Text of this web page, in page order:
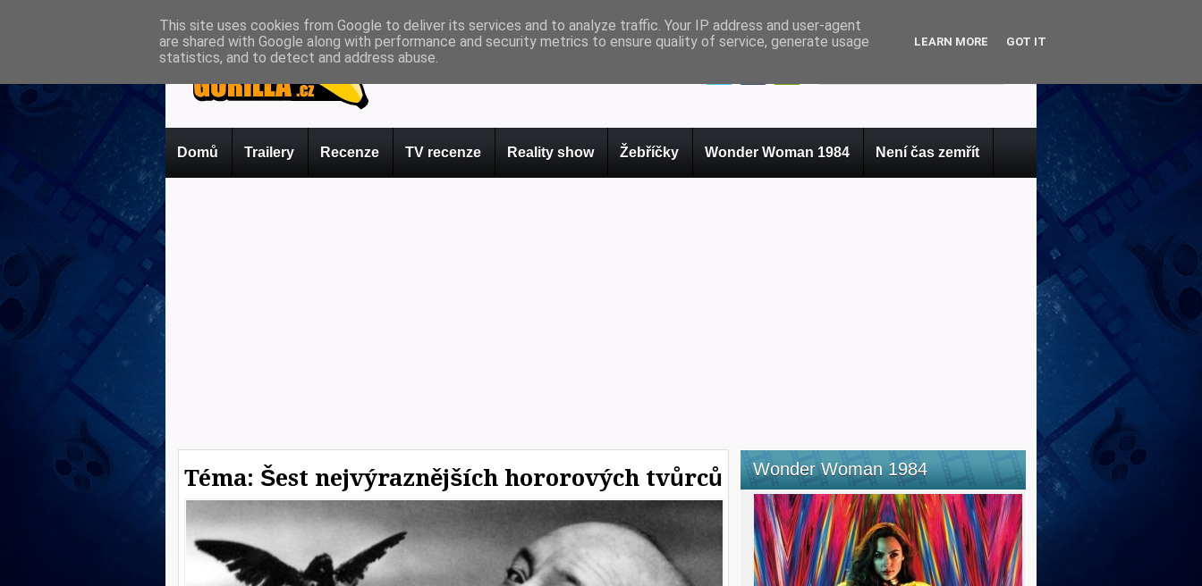
Domů Trailery Recenze TV recenze Reality show Žebříčky Wonder Woman 1984 Není čas zemřít
Téma: Šest nejvýraznějších hororových tvůrců Wonder Woman 1984
This site uses cookies from Google to deliver its services and to analyze traffic. Your IP address and user-agent
are shared with Google along with performance and security metrics to ensure quality of service, generate usage
statistics, and to detect and address abuse.
LEARN MORE GOT IT